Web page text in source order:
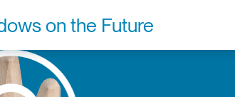
on the Future